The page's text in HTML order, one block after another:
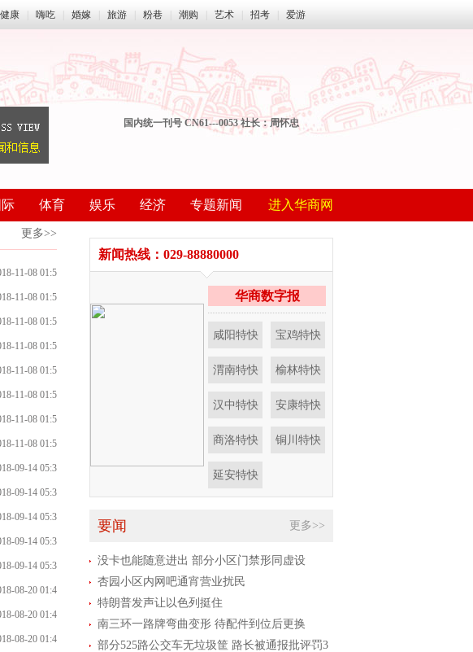
健康 嗨吃 婚嫁 旅游 粉巷 潮购 艺术 招考 爱游
国内统一刊号 CN61---0053 社长：周怀忠
际 体育 娱乐 经济 专题新闻 进入华商网
更多>>
11-08 01:5
6:45
11-08 01:5
6:45
11-08 01:5
6:45
11-08 01:5
6:45
11-08 01:5
6:45
11-08 01:5
6:45
11-08 01:5
6:45
11-08 01:5
6:45
09-14 05:3
3:38
09-14 05:3
3:38
09-14 05:3
3:38
09-14 05:3
3:38
09-14 05:3
3:38
08-20 01:4
0:21
08-20 01:4
0:21
08-20 01:4
新闻热线：029-88880000
华商数字报
咸阳特快 宝鸡特快
渭南特快 榆林特快
汉中特快 安康特快
商洛特快 铜川特快
延安特快
要闻 更多>>
没卡也能随意进出 部分小区门禁形同虚设
杏园小区内网吧通宵营业扰民
特朗普发声让以色列挺住
南三环一路牌弯曲变形 待配件到位后更换
部分525路公交车无垃圾筐 路长被通报批评罚3